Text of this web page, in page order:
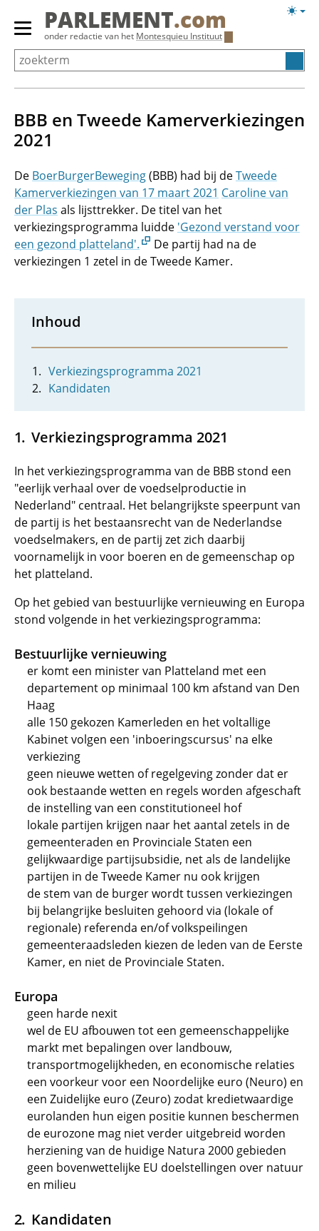
Overslaan
Primair
menu
tonen/verbergen
PARLEMENT.com
onder redactie van het Montesquieu Instituut
BBB en Tweede Kamerverkiezingen
2021
De BoerBurgerBeweging(BBB) had bij deTweede
Kamerverkiezingen van 17 maart 2021 Caroline van
der Plas als lijsttrekker. De titel van het
verkiezingsprogramma luidde 'Gezond verstand voor
een gezond platteland'.
De partij had na de
verkiezingen 1 zetel in de Tweede Kamer.
Inhoud
Verkiezingsprogramma 2021
Kandidaten
Verkiezingsprogramma 2021
In het verkiezingsprogramma van de BBB stond een
"eerlijk verhaal over de voedselproductie in
Nederland" centraal. Het belangrijkste speerpunt van
de partij is het bestaansrecht van de Nederlandse
voedselmakers, en de partij zet zich daarbij
voornamelijk in voor boeren en de gemeenschap op
het platteland.
Op het gebied van bestuurlijke vernieuwing en Europa
stond volgende in het verkiezingsprogramma:
Bestuurlijke vernieuwing
er komt een minister van Platteland met een
departement op minimaal 100 km afstand van Den
Haag
alle 150 gekozen Kamerleden en het voltallige
Kabinet volgen een 'inboeringscursus' na elke
verkiezing
geen nieuwe wetten of regelgeving zonder dat er
ook bestaande wetten en regels worden afgeschaft
de instelling van een constitutioneel hof
lokale partijen krijgen naar het aantal zetels in de
gemeenteraden en Provinciale Staten een
gelijkwaardige partijsubsidie, net als de landelijke
partijen in de Tweede Kamer nu ook krijgen
de stem van de burger wordt tussen verkiezingen
bij belangrijke besluiten gehoord via (lokale of
regionale) referenda en/of volkspeilingen
gemeenteraadsleden kiezen de leden van de Eerste
Kamer, en niet de Provinciale Staten.
Europa
geen harde nexit
wel de EU afbouwen tot een gemeenschappelijke
markt met bepalingen over landbouw,
transportmogelijkheden, en economische relaties
een voorkeur voor een Noordelijke euro (Neuro) en
een Zuidelijke euro (Zeuro) zodat kredietwaardige
eurolanden hun eigen positie kunnen beschermen
de eurozone mag niet verder uitgebreid worden
herziening van de huidige Natura 2000 gebieden
geen bovenwettelijke EU doelstellingen over natuur
en milieu
Kandidaten